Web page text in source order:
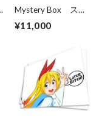
Mystery Box ステ
ッカー10枚パック
¥11,000